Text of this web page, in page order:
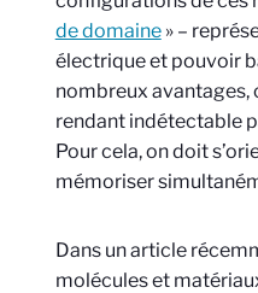
de domaine» –
électrique et pouvoir
nombreux avantages,
rendant indétectable
Pour cela, on doit
mémoriser
Dans un article
molécules et